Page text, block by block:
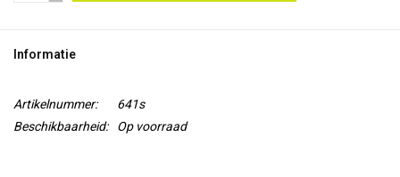
Informatie
Artikelnummer:
641s
Beschikbaarheid:
Op voorraad